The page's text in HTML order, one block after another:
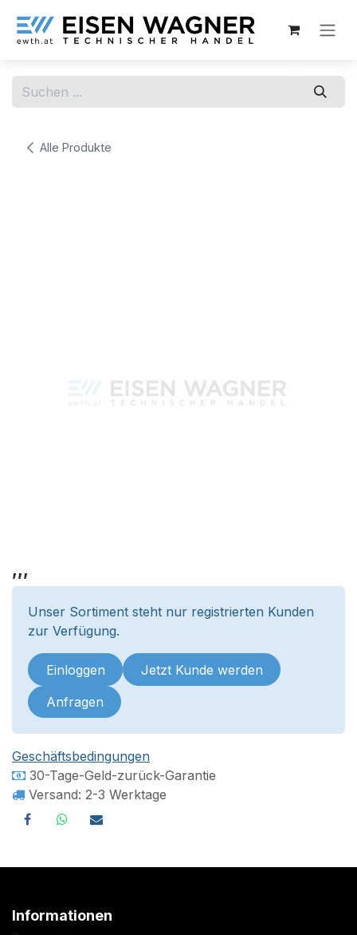
Alle Produkte
,,,
Unser Sortiment steht nur registrierten Kunden
zur Verfügung.
Einloggen Jetzt Kunde werden
Anfragen
Geschäftsbedingungen
30-Tage-Geld-zurück-Garantie
Versand: 2-3 Werktage
Informationen